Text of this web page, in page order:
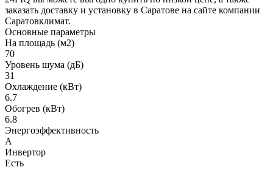
заказать доставку и установку в Саратове на сайте компании
Саратовклимат.
Основные параметры
На площадь (м2)
70
Уровень шума (дБ)
31
Охлаждение (кВт)
6.7
Обогрев (кВт)
6.8
Энергоэффективность
A
Инвертор
Есть